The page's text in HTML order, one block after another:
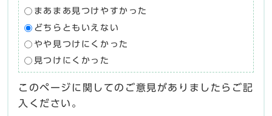
まあまあ見つけやすかった
どちらともいえない
やや見つけにくかった
見つけにくかった
このページに関してのご意見がありましたらご記
入ください。